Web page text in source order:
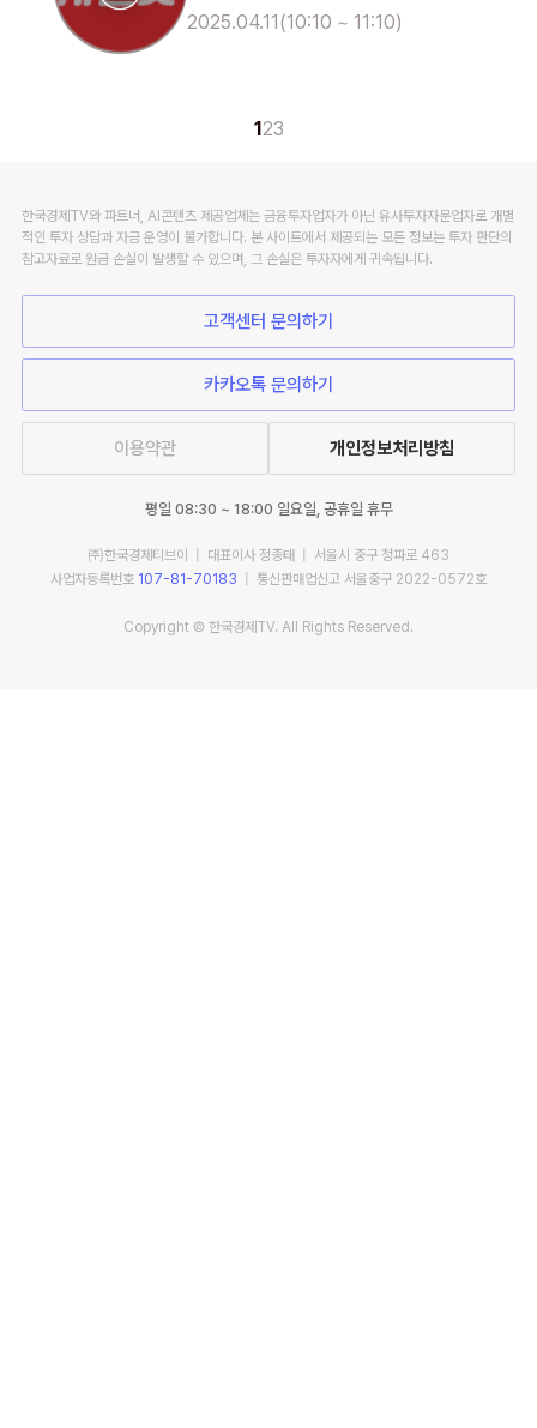
2025.04.11(10:10 ~ 11:10)
1 23
한국경제TV와 파트너, AI콘텐츠 제공업체는 금융투자업자가 아닌 유사투자자문업자로 개별
적인 투자 상담과 자금 운영이 불가합니다. 본 사이트에서 제공되는 모든 정보는 투자 판단의
참고자료로 원금 손실이 발생할 수 있으며, 그 손실은 투자자에게 귀속됩니다.
고객센터 문의하기
카카오톡 문의하기
이용약관 개인정보처리방침
평일 08:30 ~ 18:00 일요일, 공휴일 휴무
㈜한국경제티브이 | 대표이사 정종태 | 서울시 중구 청파로 463
사업자등록번호 107-81-70183 | 통신판매업신고 서울중구 2022-0572호
Copyright © 한국경제TV. All Rights Reserved.